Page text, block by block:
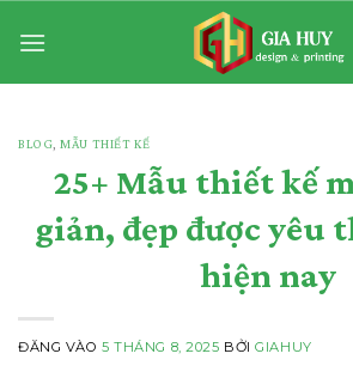
qua
BLOG ,MẪU THIẾT KẾ
25+ Mẫu thiết kế
giản, đẹp được yêu
hiện nay
ĐĂNG VÀO5 THÁNG 8, 2025 BỞIGIAHUY